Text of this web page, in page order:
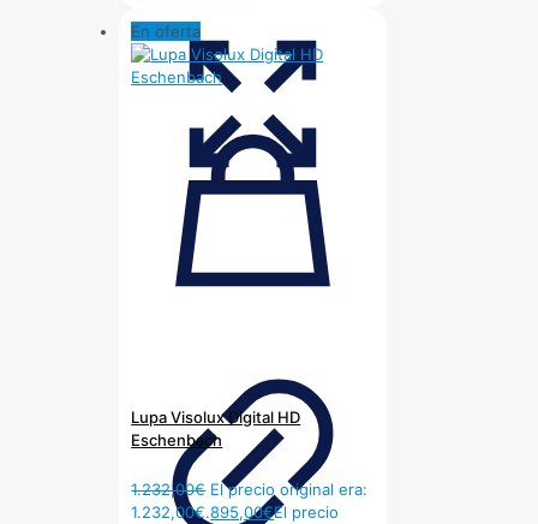
En oferta
Lupa Visolux Digital HD
Eschenbach
1.232,00€ El precio original era:
1.232,00€.895,00€El precio